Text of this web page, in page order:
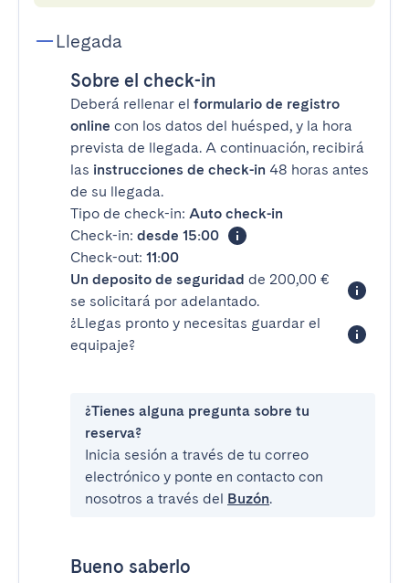
Llegada
Sobre el check-in
Deberá rellenar el formulario de registro
online con los datos del huésped, y la hora
prevista de llegada. A continuación, recibirá
las instrucciones de check-in 48 horas antes
de su llegada.
Tipo de check-in: Auto check-in
Check-in: desde 15:00
Check-out: 11:00
Un deposito de seguridad de 200,00 €
se solicitará por adelantado.
¿Llegas pronto y necesitas guardar el
equipaje?
¿Tienes alguna pregunta sobre tu
reserva?
Inicia sesión a través de tu correo
electrónico y ponte en contacto con
nosotros a través del Buzón.
Bueno saberlo